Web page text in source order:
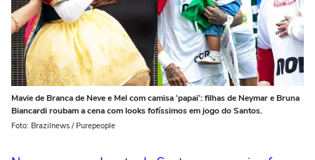
Mavie de Branca de Neve e Mel com camisa ‘papai’: filhas de Neymar e Bruna
Biancardi roubam a cena com looks fofíssimos em jogo do Santos.
Foto: Brazilnews / Purepeople